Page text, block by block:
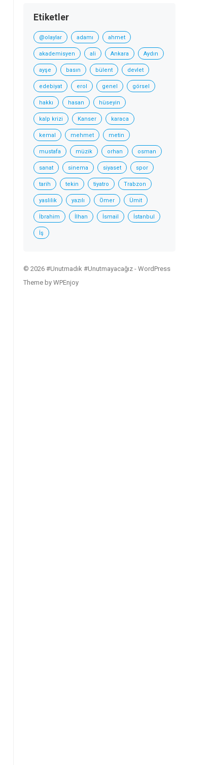
Etiketler
@olaylar adamı ahmet
akademisyen ali Ankara Aydın
ayşe basın bülent devlet
edebiyat erol genel görsel
hakkı hasan hüseyin
kalp krizi Kanser karaca
kemal mehmet metin
mustafa müzik orhan osman
sanat sinema siyaset spor
tarih tekin tiyatro Trabzon
yaslilik yazılı Ömer Ümit
İbrahim İlhan İsmail İstanbul
İş
© 2026 #Unutmadık #Unutmayacağız - WordPress
Theme by WPEnjoy